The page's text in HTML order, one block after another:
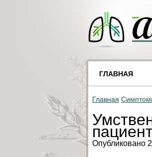
ГЛАВНАЯ
Главная
Опубликовано